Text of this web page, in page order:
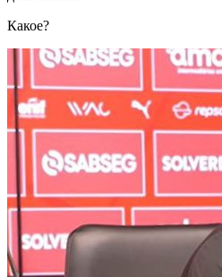
Какое?